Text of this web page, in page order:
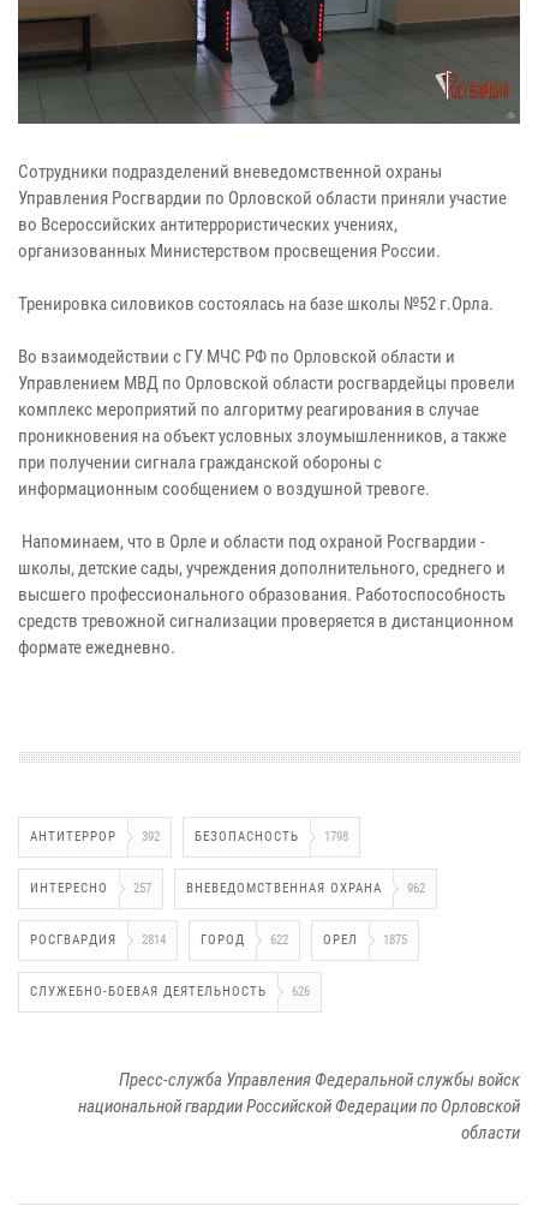
Сотрудники подразделений вневедомственной охраны
Управления Росгвардии по Орловской области приняли участие
во Всероссийских антитеррористических учениях,
организованных Министерством просвещения России.
Тренировка силовиков состоялась на базе школы №52 г.Орла.
Во взаимодействии с ГУ МЧС РФ по Орловской области и
Управлением МВД по Орловской области росгвардейцы провели
комплекс мероприятий по алгоритму реагирования в случае
проникновения на объект условных злоумышленников, а также
при получении сигнала гражданской обороны с
информационным сообщением о воздушной тревоге.
Напоминаем, что в Орле и области под охраной Росгвардии -
школы, детские сады, учреждения дополнительного, среднего и
высшего профессионального образования. Работоспособность
средств тревожной сигнализации проверяется в дистанционном
формате ежедневно.
АНТИТЕРРОР 392 БЕЗОПАСНОСТЬ 1798
ИНТЕРЕСНО 257 ВНЕВЕДОМСТВЕННАЯ ОХРАНА 962
РОСГВАРДИЯ 2814 ГОРОД 622 ОРЕЛ 1875
СЛУЖЕБНО-БОЕВАЯ ДЕЯТЕЛЬНОСТЬ 626
Пресс-служба Управления Федеральной службы войск
национальной гвардии Российской Федерации по Орловской
области